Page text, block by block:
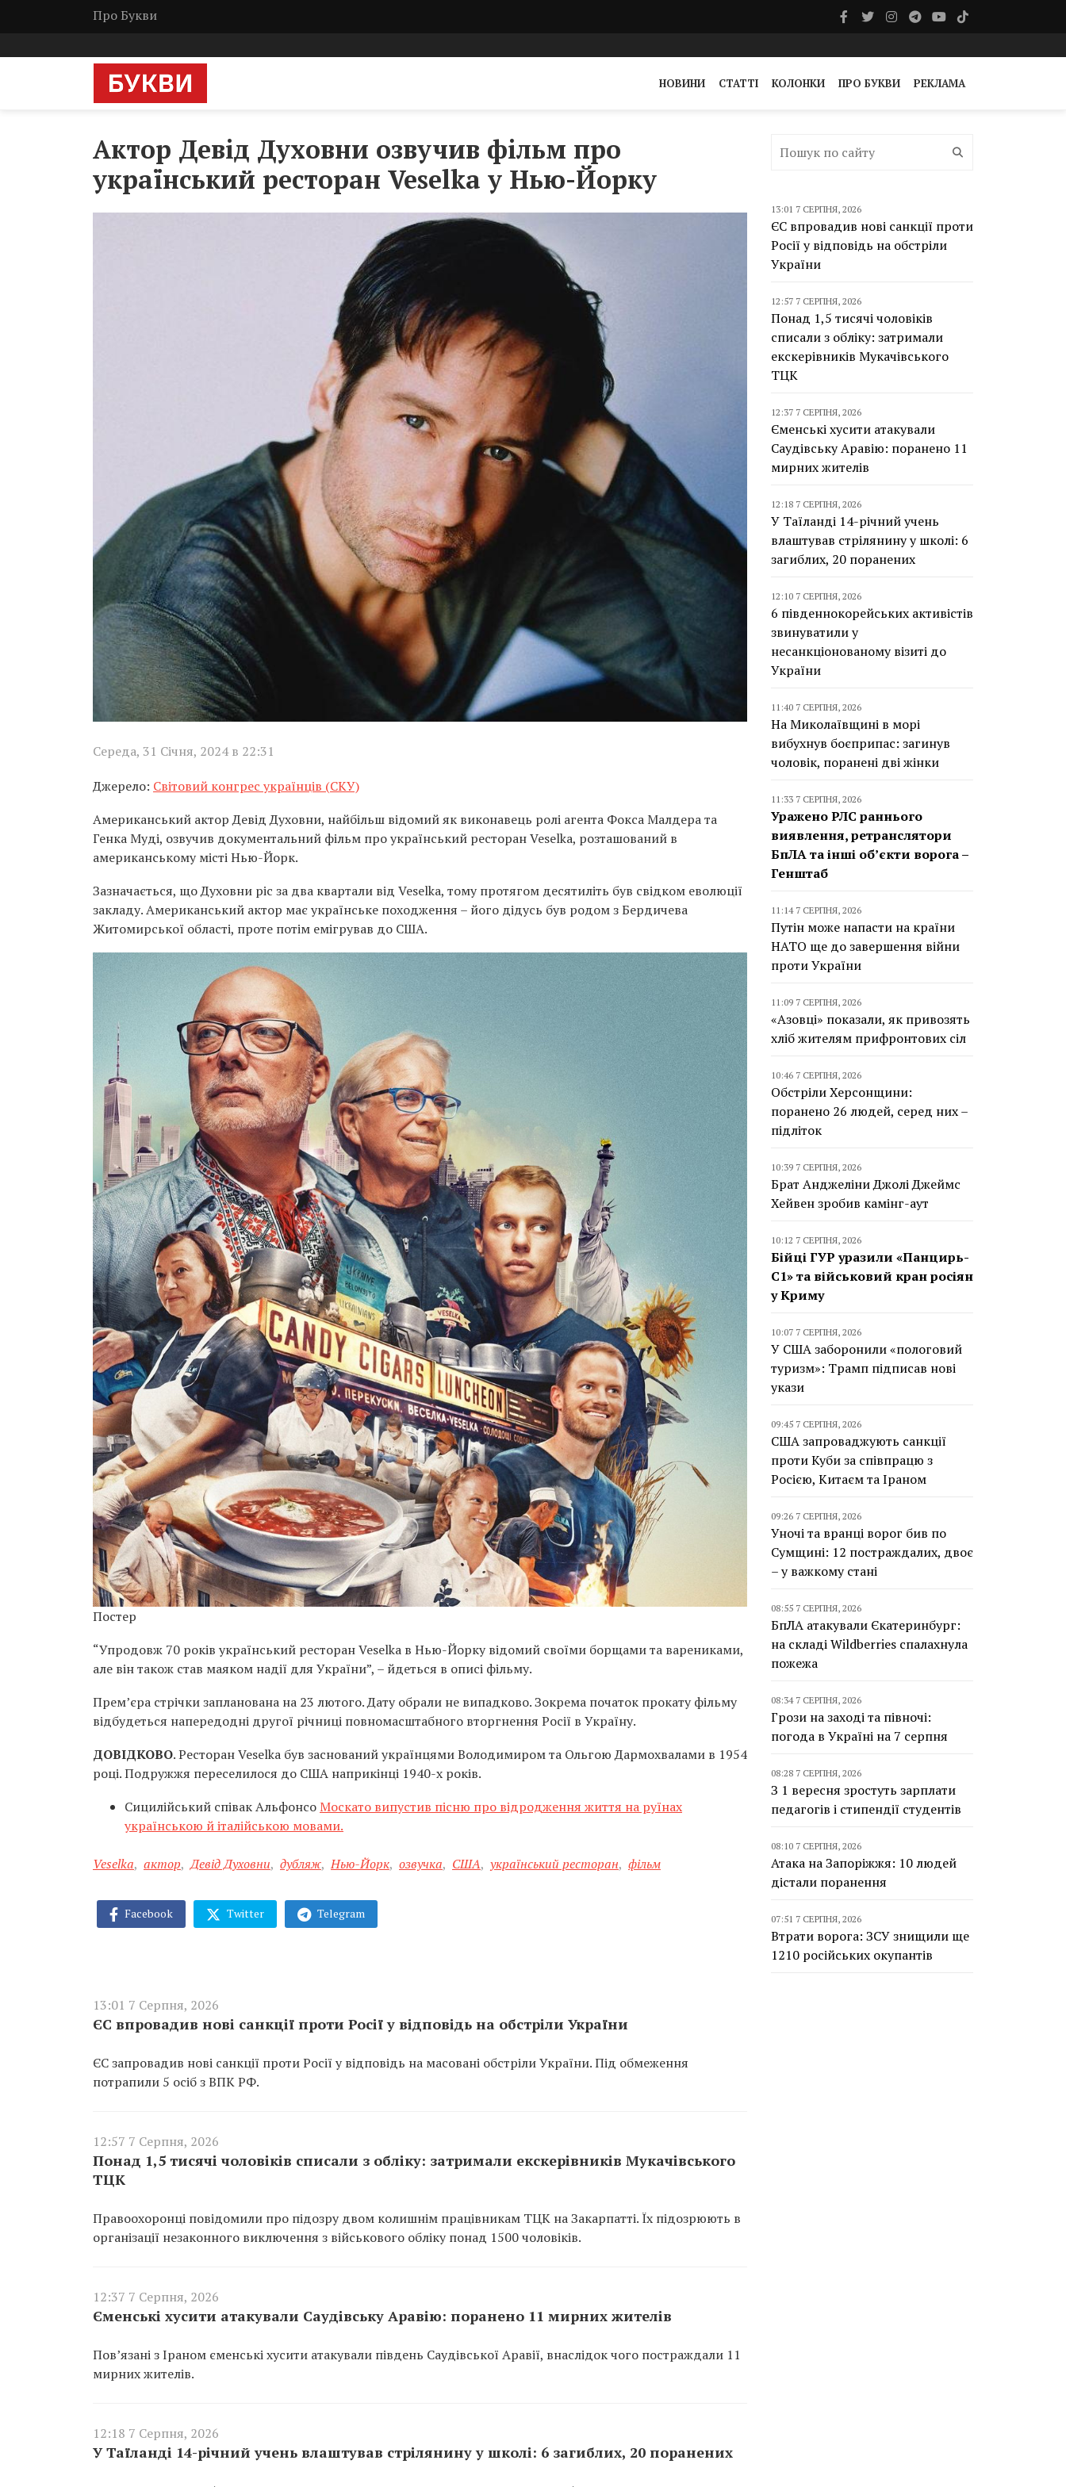
Про Букви
НОВИНИ СТАТТІ КОЛОНКИ ПРО БУКВИ РЕКЛАМА
Актор Девід Духовни озвучив фільм про
український ресторан Veselka у Нью-Йорку
Середа, 31 Січня, 2024 в 22:31
Джерело: Світовий конгрес українців (СКУ)
Американський актор Девід Духовни, найбільш відомий як виконавець ролі агента Фокса Малдера та
Генка Муді, озвучив документальний фільм про український ресторан Veselka, розташований в
американському місті Нью-Йорк.
Зазначається, що Духовни ріс за два квартали від Veselka, тому протягом десятиліть був свідком еволюції
закладу. Американський актор має українське походження – його дідусь був родом з Бердичева
Житомирської області, проте потім емігрував до США.
Постер
“Упродовж 70 років український ресторан Veselka в Нью-Йорку відомий своїми борщами та варениками,
але він також став маяком надії для України”, – йдеться в описі фільму.
Прем’єра стрічки запланована на 23 лютого. Дату обрали не випадково. Зокрема початок прокату фільму
відбудеться напередодні другої річниці повномасштабного вторгнення Росії в Україну.
ДОВІДКОВО. Ресторан Veselka був заснований українцями Володимиром та Ольгою Дармохвалами в 1954
році. Подружжя переселилося до США наприкінці 1940-х років.
Сицилійський співак АльфонсоМоскато випустив пісню про відродження життя на руїнах
українською й італійською мовами.
Veselka, актор, Девід Духовни, дубляж, Нью-Йорк, озвучка, США, український ресторан, фільм
Facebook Twitter Telegram
13:01 7 Серпня, 2026
ЄС впровадив нові санкції проти Росії у відповідь на обстріли України
ЄС запровадив нові санкції проти Росії у відповідь на масовані обстріли України. Під обмеження
потрапили 5 осіб з ВПК РФ.
12:57 7 Серпня, 2026
Понад 1,5 тисячі чоловіків списали з обліку: затримали екскерівників Мукачівського
ТЦК
Правоохоронці повідомили про підозру двом колишнім працівникам ТЦК на Закарпатті. Їх підозрюють в
організації незаконного виключення з військового обліку понад 1500 чоловіків.
12:37 7 Серпня, 2026
Єменські хусити атакували Саудівську Аравію: поранено 11 мирних жителів
Пов’язані з Іраном єменські хусити атакували південь Саудівської Аравії, внаслідок чого постраждали 11
мирних жителів.
12:18 7 Серпня, 2026
У Таїланді 14-річний учень влаштував стрілянину у школі: 6 загиблих, 20 поранених
13:01 7 СЕРПНЯ, 2026
ЄС впровадив нові санкції проти
Росії у відповідь на обстріли
України
12:57 7 СЕРПНЯ, 2026
Понад 1,5 тисячі чоловіків
списали з обліку: затримали
екскерівників Мукачівського
ТЦК
12:37 7 СЕРПНЯ, 2026
Єменські хусити атакували
Саудівську Аравію: поранено 11
мирних жителів
12:18 7 СЕРПНЯ, 2026
У Таїланді 14-річний учень
влаштував стрілянину у школі: 6
загиблих, 20 поранених
12:10 7 СЕРПНЯ, 2026
6 південнокорейських активістів
звинуватили у
несанкціонованому візиті до
України
11:40 7 СЕРПНЯ, 2026
На Миколаївщині в морі
вибухнув боєприпас: загинув
чоловік, поранені дві жінки
11:33 7 СЕРПНЯ, 2026
Уражено РЛС раннього
виявлення, ретранслятори
БпЛА та інші об’єкти ворога –
Генштаб
11:14 7 СЕРПНЯ, 2026
Путін може напасти на країни
НАТО ще до завершення війни
проти України
11:09 7 СЕРПНЯ, 2026
«Азовці» показали, як привозять
хліб жителям прифронтових сіл
10:46 7 СЕРПНЯ, 2026
Обстріли Херсонщини:
поранено 26 людей, серед них –
підліток
10:39 7 СЕРПНЯ, 2026
Брат Анджеліни Джолі Джеймс
Хейвен зробив камінг-аут
10:12 7 СЕРПНЯ, 2026
Бійці ГУР уразили «Панцирь-
С1» та військовий кран росіян
у Криму
10:07 7 СЕРПНЯ, 2026
У США заборонили «пологовий
туризм»: Трамп підписав нові
укази
09:45 7 СЕРПНЯ, 2026
США запроваджують санкції
проти Куби за співпрацю з
Росією, Китаєм та Іраном
09:26 7 СЕРПНЯ, 2026
Уночі та вранці ворог бив по
Сумщині: 12 постраждалих, двоє
– у важкому стані
08:55 7 СЕРПНЯ, 2026
БпЛА атакували Єкатеринбург:
на складі Wildberries спалахнула
пожежа
08:34 7 СЕРПНЯ, 2026
Грози на заході та півночі:
погода в Україні на 7 серпня
08:28 7 СЕРПНЯ, 2026
З 1 вересня зростуть зарплати
педагогів і стипендії студентів
08:10 7 СЕРПНЯ, 2026
Атака на Запоріжжя: 10 людей
дістали поранення
07:51 7 СЕРПНЯ, 2026
Втрати ворога: ЗСУ знищили ще
1210 російських окупантів